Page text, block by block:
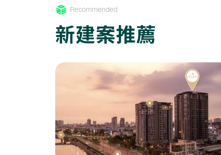
Recommended
新建案推薦